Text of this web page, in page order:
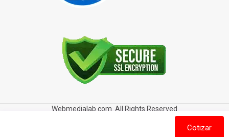
Webmedialab.com. All Rights Reserved
Política de privacidad
Política de Cookies
Cotizar